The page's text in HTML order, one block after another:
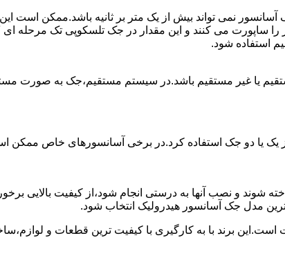
نمی تواند بیش از یک متر بر ثانیه باشد.ممکن است
یا غیر مستقیم باشد.در سیستم مستقیم،جک به صورت
یک یا دو جک استفاده کرد.در برخی آسانسورهای خاص ممکن
شوند و نصب آنها به درستی انجام شود،از کیفیت بالایی
مدل جک آسانسور هیدرولیک انتخاب شود.
است.این برند با به کارگیری با کیفیت ترین قطعات و